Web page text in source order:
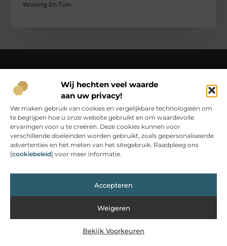
Wij hechten veel waarde
aan uw privacy!
We maken gebruik van cookies en vergelijkbare technologieën om
te begrijpen hoe u onze website gebruikt en om waardevolle
ervaringen voor u te creëren. Deze cookies kunnen voor
verschillende doeleinden worden gebruikt, zoals gepersonaliseerde
advertenties en het meten van het sitegebruik. Raadpleeg ons
[cookiebeleid] voor meer informatie.
Accepteren
Weigeren
Bekijk Voorkeuren
Woning En Tuin
Over Christianne-s-fotoweb
Van simpele momenten tot bijzondere inzichten – beleef
het op Christianne-s-fotoweb.nl.
Laat je inspireren door unieke foto’s en verhalen die jouw
dagelijks leven verrijken.
Bericht categorie
@2025 www.christianne-s-fotoweb.nl. All Right Reserved.